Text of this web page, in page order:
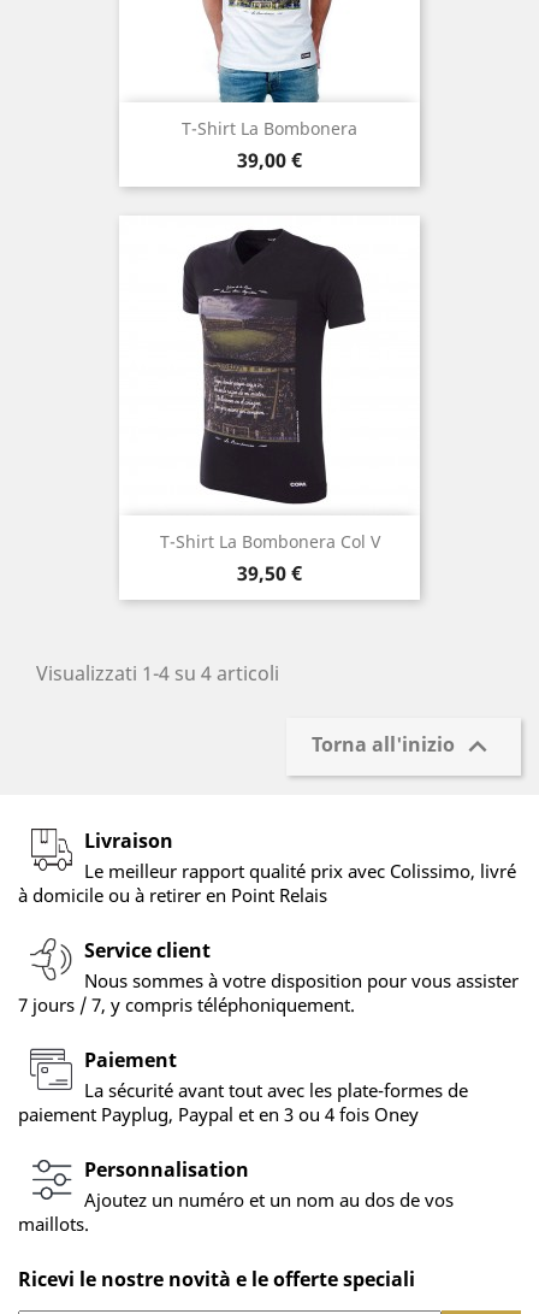
T-Shirt La Bombonera
Prezzo
39,00 €
T-Shirt La Bombonera Col V
Prezzo
39,50 €
Visualizzati 1-4 su 4 articoli
Torna all'inizio 
Livraison
Le meilleur rapport qualité prix avec Colissimo, livré
à domicile ou à retirer en Point Relais
Service client
Nous sommes à votre disposition pour vous assister
7 jours / 7, y compris téléphoniquement.
Paiement
La sécurité avant tout avec les plate-formes de
paiement Payplug, Paypal et en 3 ou 4 fois Oney
Personnalisation
Ajoutez un numéro et un nom au dos de vos
maillots.
Ricevi le nostre novità e le offerte speciali